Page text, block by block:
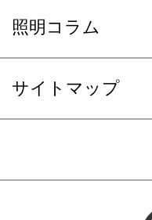
照明コラム
サイトマップ